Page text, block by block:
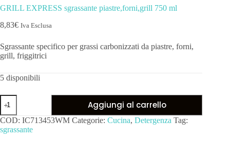
GRILL EXPRESS sgrassante piastre,forni,grill 750 ml
8,83€ Iva Esclusa
Sgrassante specifico per grassi carbonizzati da piastre, forni,
grill, friggitrici
5 disponibili
Aggiungi al carrello
COD: IC713453WM Categorie: Cucina, Detergenza Tag:
sgrassante